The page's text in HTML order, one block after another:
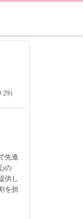
）
先進
の
供し
を担